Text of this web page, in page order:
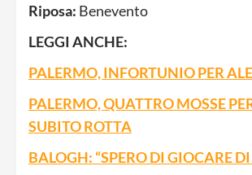
Riposa: Benevento
LEGGI ANCHE:
PALERMO, INFORTUNIO PER
PALERMO, QUATTRO MOSSE
SUBITO ROTTA
BALOGH: “SPERO DI GIOCARE